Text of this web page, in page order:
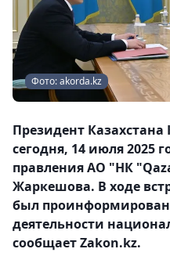
Фото: akorda.kz
Президент
сегодня, 14 июля 2025
правления АО "НК
Жаркешова. В ходе
был проинформирован
деятельности
сообщает Zakon.kz.